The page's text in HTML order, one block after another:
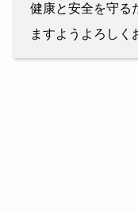
健康と安全を守る
ますようよろしく